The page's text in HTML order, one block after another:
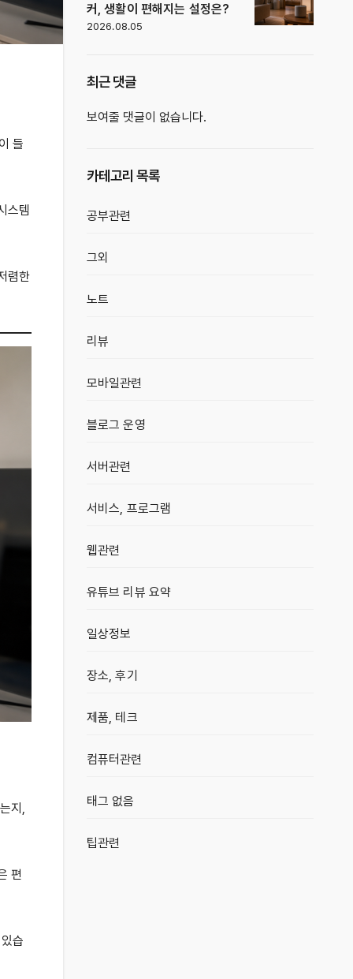
들
스템
렴한
지,
편
습
커, 생활이 편해지는 설정은?
2026.08.05
최근 댓글
보여줄 댓글이 없습니다.
카테고리 목록
공부관련
그외
노트
리뷰
모바일관련
블로그 운영
서버관련
서비스, 프로그램
웹관련
유튜브 리뷰 요약
일상정보
장소, 후기
제품, 테크
컴퓨터관련
태그 없음
팁관련